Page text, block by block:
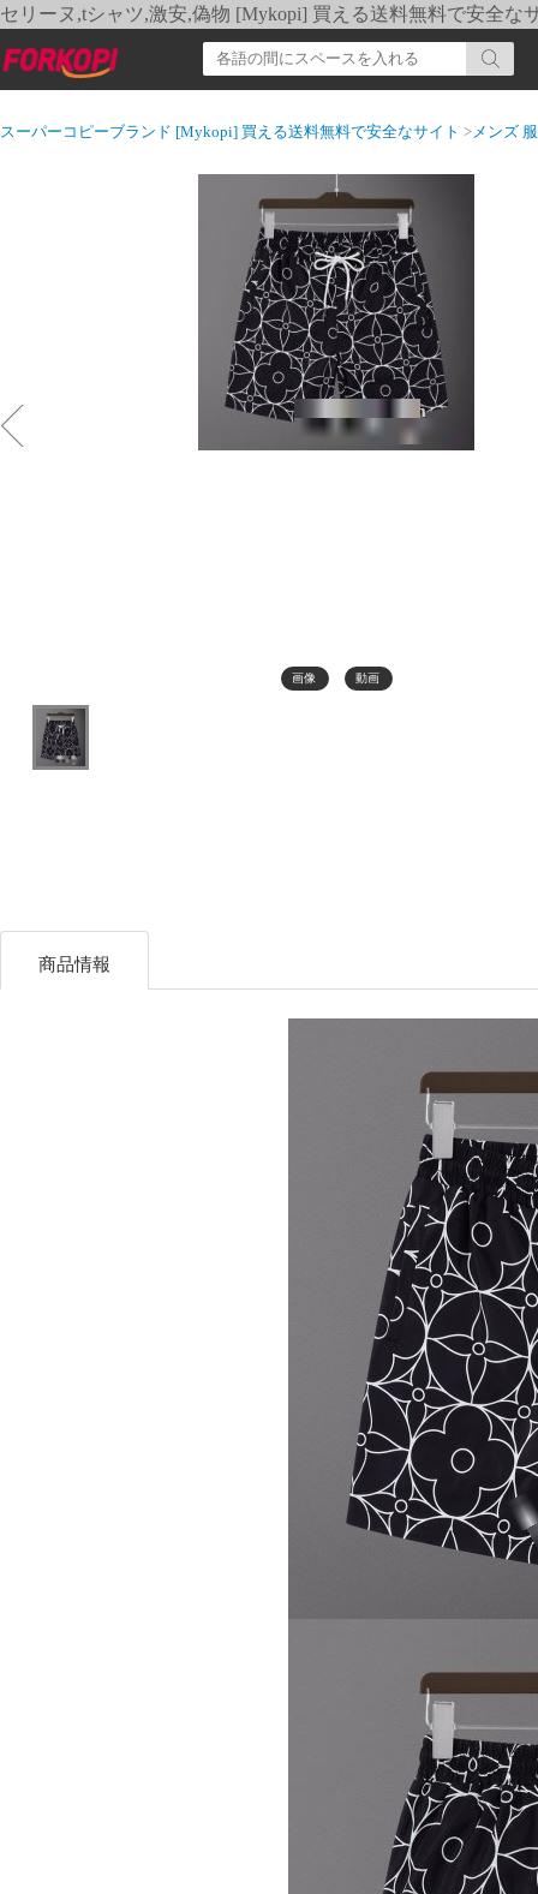
セリーヌ,tシャツ,激安,偽物 [Mykopi] 買える送料無料で安全な
スーパーコピーブランド [Mykopi] 買える送料無料で安全なサイト >メンズ 服
画像 動画
商品情報